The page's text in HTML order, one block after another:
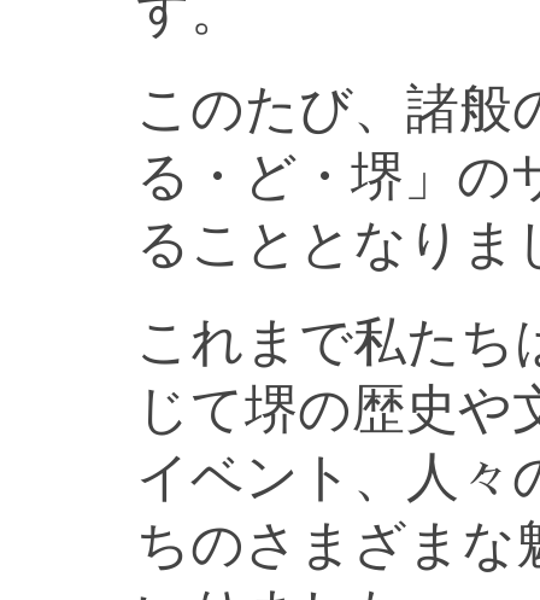
このたび、諸般
る・ど・堺」の
ることとなりま
これまで私たち
じて堺の歴史や
イベント、人々
ちのさまざまな